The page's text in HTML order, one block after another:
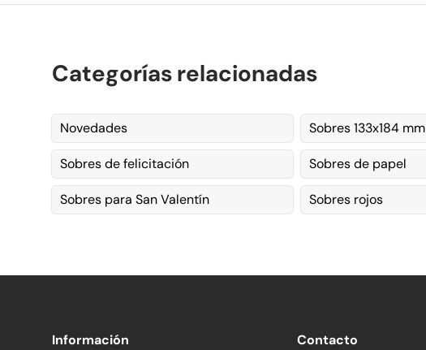
Categorías relacionadas
Novedades Sobres 133x184 mm
Sobres de felicitación Sobres de papel
Sobres para San Valentín Sobres rojos
Información Contacto